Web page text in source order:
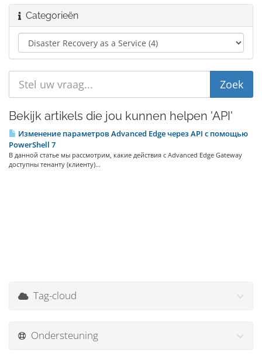
Categorieën
Bekijk artikels die jou kunnen helpen 'API'
Изменение параметров Advanced Edge через API с помощью
PowerShell 7
В данной статье мы рассмотрим, какие действия с Advanced Edge Gateway
доступны тенанту (клиенту)...
Tag-cloud
Ondersteuning